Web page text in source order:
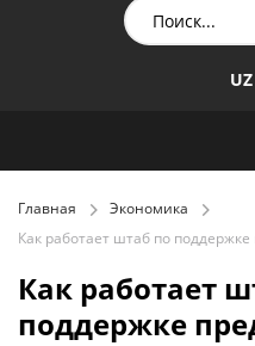
UZ
Главная
Экономика
Как работает штаб по
Как работает
поддержке